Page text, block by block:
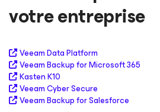
votre entreprise
Veeam Data Platform
Veeam Backupfor Microsoft 365
Kasten K10
Veeam Cyber Secure
Veeam Backupfor Salesforce